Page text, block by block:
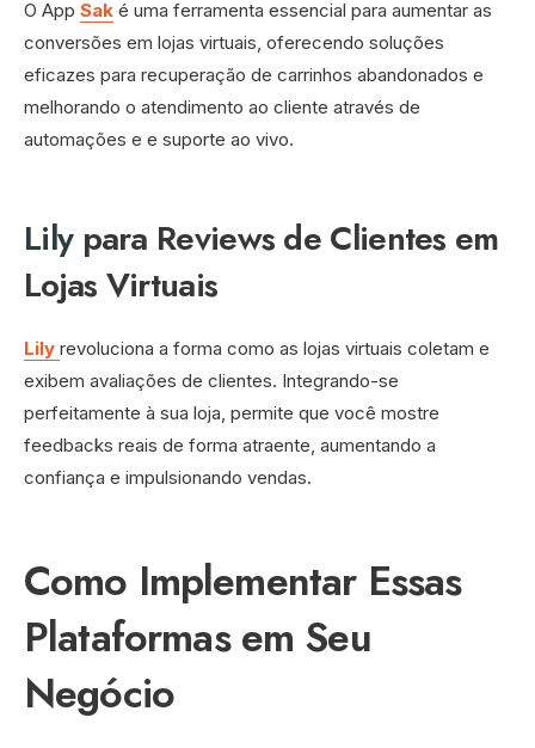
O App Sak é uma ferramenta essencial para aumentar as
conversões em lojas virtuais, oferecendo soluções
eficazes para recuperação de carrinhos abandonados e
melhorando o atendimento ao cliente através de
automações e e suporte ao vivo.
Lilypara Reviews de Clientes em
Lojas Virtuais
Lily revoluciona a forma como as lojas virtuais coletam e
exibem avaliações de clientes. Integrando-se
perfeitamente à sua loja, permite que você mostre
feedbacks reais de forma atraente, aumentando a
confiança e impulsionando vendas.
Como Implementar Essas
Plataformas em Seu
Negócio